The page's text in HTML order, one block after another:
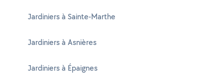
Jardiniers à Sainte-Marthe
Jardiniers à Asnières
Jardiniers à Épaignes